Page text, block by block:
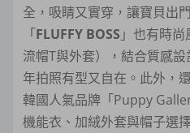
全，吸睛又實穿，讓寶貝出
「FLUFFY BOSS 」也有時
流帽T與外套），結合質感
年拍照有型又自在。此外，
韓國人氣品牌「Puppy
機能衣、加絨外套與帽子選